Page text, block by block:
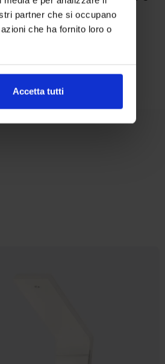
partner che si occupano
che ha fornito loro o
Accetta tutti